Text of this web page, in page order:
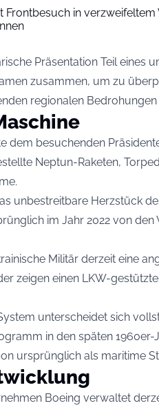
Frontbesuch in
Präsentation Teil eines
zusammen, um zu
regionalen
dem besuchenden
Neptun-Raketen,
unbestreitbare Herzstück
im Jahr 2022 von den
Militär derzeit eine
zeigen einen LKW-
unterscheidet sich
in den späten 1960er-
ursprünglich als maritime
Boeing verwaltet